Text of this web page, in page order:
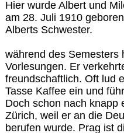
Hier wurde Albert und
am 28. Juli 1910
Alberts Schwester.
während des Semesters
Vorlesungen. Er
freundschaftlich. Oft lud
Tasse Kaffee ein und
Doch schon nach knapp
Zürich, weil er an die
berufen wurde. Prag ist